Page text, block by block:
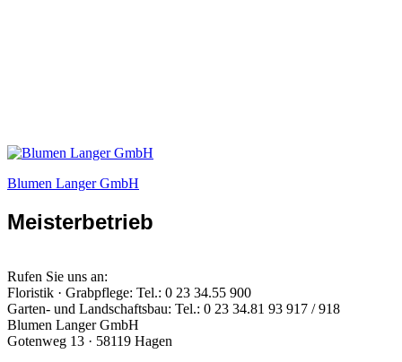
Blumen Langer GmbH
Meisterbetrieb
Rufen Sie uns an:
Floristik · Grabpflege: Tel.: 0 23 34.55 900
Garten- und Landschaftsbau: Tel.: 0 23 34.81 93 917 / 918
Blumen Langer GmbH
Gotenweg 13 · 58119 Hagen